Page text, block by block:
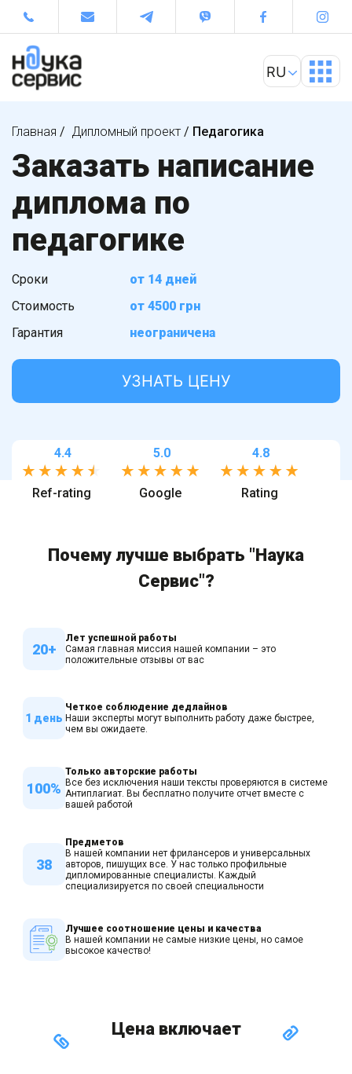
Главная / Дипломный проект / Педагогика
Заказать написание
диплома по
педагогике
Сроки
от 14 дней
Стоимость
от 4500 грн
Гарантия
неограничена
УЗНАТЬ ЦЕНУ
Ref-rating
4.4
Google
5.0
Rating
4.8
Почему лучше выбрать "Наука
Сервис"?
20+
Лет успешной работы
Самая главная миссия нашей компании – это
положительные отзывы от вас
1 день
Четкое соблюдение дедлайнов
Наши эксперты могут выполнить работу даже быстрее,
чем вы ожидаете.
100%
Только авторские работы
Все без исключения наши тексты проверяются в системе
Антиплагиат. Вы бесплатно получите отчет вместе с
вашей работой
38
Предметов
В нашей компании нет фрилансеров и универсальных
авторов, пишущих все. У нас только профильные
дипломированные специалисты. Каждый
специализируется по своей специальности
Лучшее соотношение цены и качества
В нашей компании не самые низкие цены, но самое
высокое качество!
Цена включает